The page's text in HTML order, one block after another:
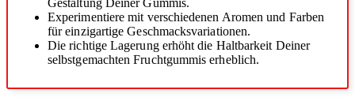
Gestaltung Deiner Gummis.
Experimentiere mit verschiedenen Aromen und Farben
für einzigartige Geschmacksvariationen.
Die richtige Lagerung erhöht die Haltbarkeit Deiner
selbstgemachten Fruchtgummis erheblich.